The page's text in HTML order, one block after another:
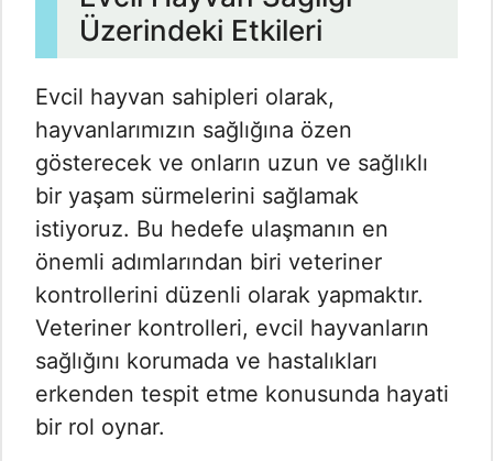
Üzerindeki Etkileri
Evcil hayvan sahipleri olarak,
hayvanlarımızın sağlığına özen
gösterecek ve onların uzun ve sağlıklı
bir yaşam sürmelerini sağlamak
istiyoruz. Bu hedefe ulaşmanın en
önemli adımlarından biri veteriner
kontrollerini düzenli olarak yapmaktır.
Veteriner kontrolleri, evcil hayvanların
sağlığını korumada ve hastalıkları
erkenden tespit etme konusunda hayati
bir rol oynar.